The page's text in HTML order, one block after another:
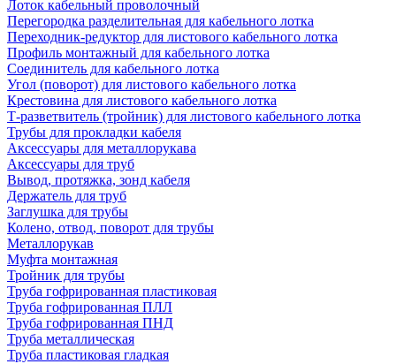
Лоток кабельный проволочный
Перегородка разделительная для кабельного лотка
Переходник-редуктор для листового кабельного лотка
Профиль монтажный для кабельного лотка
Соединитель для кабельного лотка
Угол (поворот) для листового кабельного лотка
Крестовина для листового кабельного лотка
Т-разветвитель (тройник) для листового кабельного лотка
Трубы для прокладки кабеля
Аксессуары для металлорукава
Аксессуары для труб
Вывод, протяжка, зонд кабеля
Держатель для труб
Заглушка для трубы
Колено, отвод, поворот для трубы
Металлорукав
Муфта монтажная
Тройник для трубы
Труба гофрированная пластиковая
Труба гофрированная ПЛЛ
Труба гофрированная ПНД
Труба металлическая
Труба пластиковая гладкая